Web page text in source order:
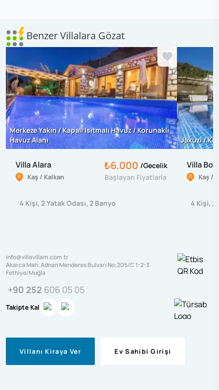
Benzer Villalara Gözat
Merkeze Yakın / Kapalı Isıtmalı Havuz / Korunaklı
Havuz Alanı
Villa Alara
Kaş / Kalkan
₺6.000 /Gecelik
Başlayan Fiyatlarla
4 Kişi, 2Yatak Odası, 2 Banyo
Jakuzi /
Villa
Kaş /
4 Kişi, 2
info@villavillam.com.tr
Akarca Mah. Adnan Menderes Bulvarı No:205/C 1-2-3
Fethiye/Muğla
+90 252 606 05 05
Takipte Kal
Villanı Kiraya Ver Ev Sahibi Girişi